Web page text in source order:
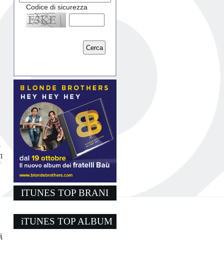
Codice di sicurezza
Captcha
ITUNES TOP BRANI
iTUNES TOP ALBUM